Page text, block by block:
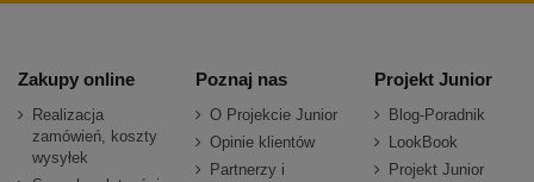
Zakupy online
Realizacja
zamówień, koszty
wysyłek
Poznaj nas
O Projekcie Junior
Opinie klientów
Partnerzy i
Projekt Junior
Blog-Poradnik
LookBook
Projekt Junior